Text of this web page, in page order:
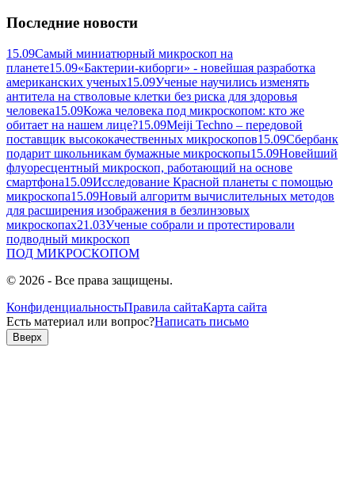
Последние новости
15.09Самый миниатюрный микроскоп на
планете15.09«Бактерии-киборги» - новейшая разработка
американских ученых15.09Ученые научились изменять
антитела на стволовые клетки без риска для здоровья
человека15.09Кожа человека под микроскопом: кто же
обитает на нашем лице?15.09Meiji Techno – передовой
поставщик высококачественных микроскопов15.09Сбербанк
подарит школьникам бумажные микроскопы15.09Новейший
флуоресцентный микроскоп, работающий на основе
смартфона15.09Исследование Красной планеты с помощью
микроскопа15.09Новый алгоритм вычислительных методов
для расширения изображения в безлинзовых
микроскопах21.03Ученые собрали и протестировали
подводный микроскоп
ПОД МИКРОСКОПОМ
© 2026 - Все права защищены.
КонфиденциальностьПравила сайтаКарта сайта
Есть материал или вопрос?Написать письмо
Вверх